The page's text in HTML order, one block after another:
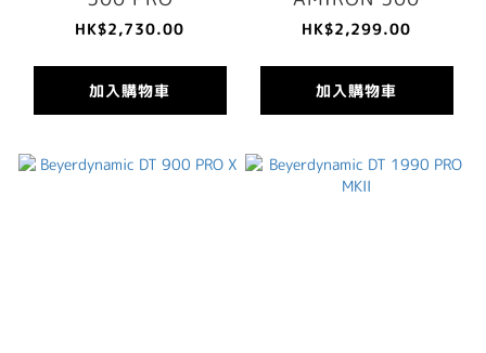
HK$2,730.00
加入購物車
HK$2,299.00
加入購物車